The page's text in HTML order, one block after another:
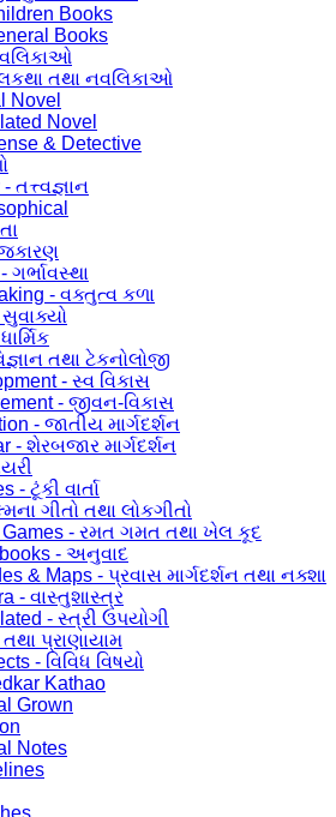
Books
Books
તથા નવલિકાઓ
Novel
Novel
& Detective
તત્ત્વજ્ઞાન
ગર્ભાવસ્થા
- વક્તુત્વ કળા
તથા ટેકનોલોજી
- સ્વ વિકાસ
- જીવન-વિકાસ
- જાતીય માર્ગદર્શન
- શેરબજાર માર્ગદર્શન
- ટૂંકી વાર્તા
ગીતો તથા લોકગીતો
Games - રમત ગમત તથા ખેલ કૂદ
- અનુવાદ
& Maps - પ્રવાસ માર્ગદર્શન તથા નક્શા
- વાસ્તુશાસ્ત્ર
- સ્ત્રી ઉપયોગી
પ્રાણાયામ
- વિવિધ વિષયો
Kathao
Grown
Notes